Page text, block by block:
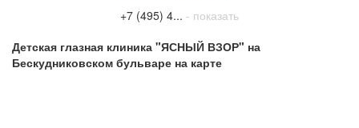
+7 (495) 4... - показать
Детская глазная клиника "ЯСНЫЙ ВЗОР" на
Бескудниковском бульваре на карте